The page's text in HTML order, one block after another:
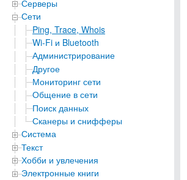
Серверы
Сети
Ping, Trace, Whois
Wi-Fi и Bluetooth
Администрирование
Другое
Мониторинг сети
Общение в сети
Поиск данных
Сканеры и снифферы
Система
Текст
Хобби и увлечения
Электронные книги